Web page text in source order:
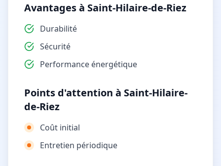
Avantages à Saint-Hilaire-de-Riez
Durabilité
Sécurité
Performance énergétique
Points d'attention à Saint-Hilaire-
de-Riez
Coût initial
Entretien périodique